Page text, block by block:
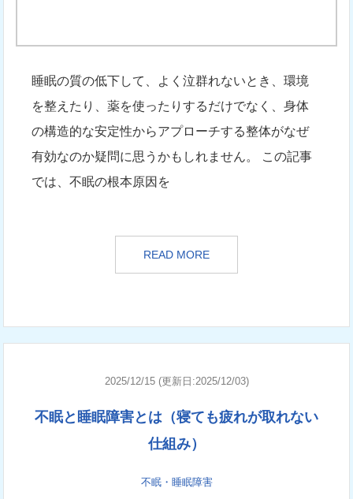
睡眠の質の低下して、よく泣群れないとき、環境
を整えたり、薬を使ったりするだけでなく、身体
の構造的な安定性からアプローチする整体がなぜ
有効なのか疑問に思うかもしれません。 この記事
では、不眠の根本原因を
READ MORE
2025/12/15 (更新日:2025/12/03)
不眠と睡眠障害とは（寝ても疲れが取れない
仕組み）
不眠・睡眠障害